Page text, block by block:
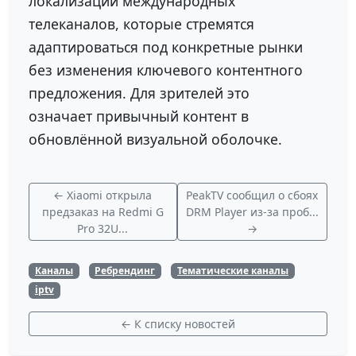
телеканалов, которые стремятся
адаптироваться под конкретные рынки
без изменения ключевого контентного
предложения. Для зрителей это
означает привычный контент в
обновлённой визуальной оболочке.
← Xiaomi открыла
предзаказ на Redmi G
Pro 32U...
PeakTV сообщил о сбоях
DRM Player из-за проб...
→
Каналы Ребрендинг
Тематические каналы
iptv
← К списку новостей